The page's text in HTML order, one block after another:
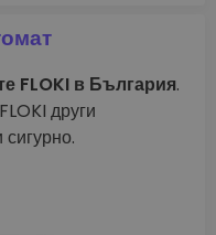
FLOKI в България.
други